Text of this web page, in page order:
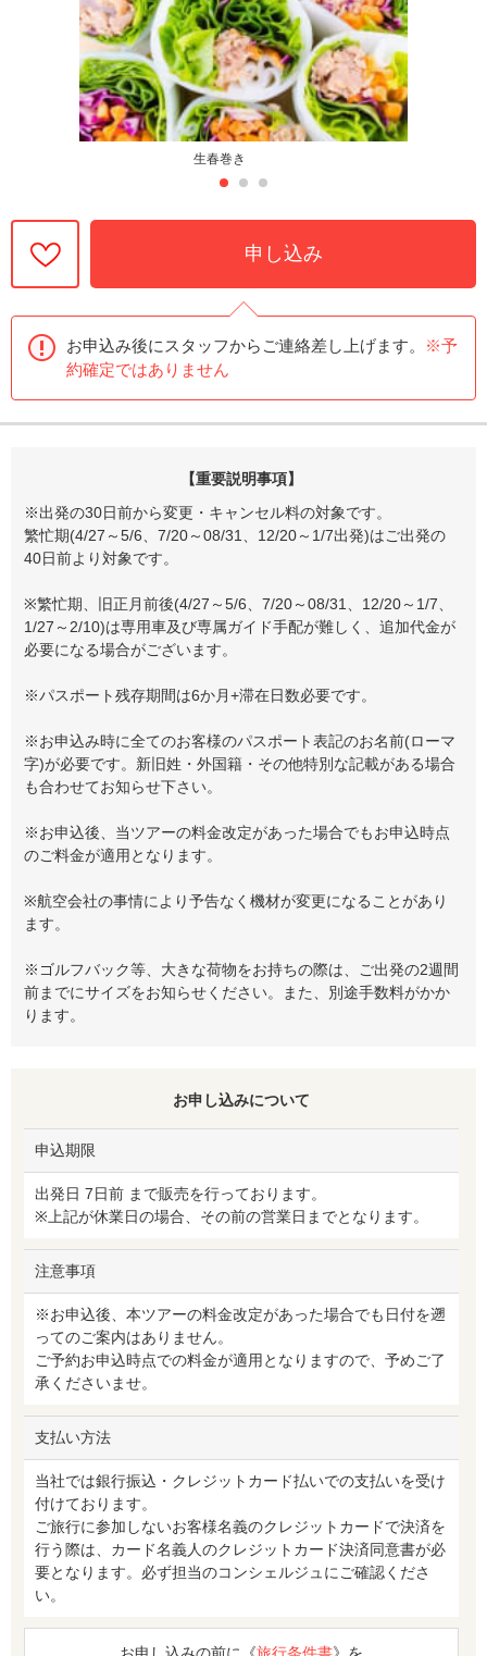
生春巻き
申し込み
お申込み後にスタッフからご連絡差し上げます。
※予
約確定ではありません
【重要説明事項】
※出発の30日前から変更・キャンセル料の対象です。
繁忙期(4/27～5/6、7/20～08/31、12/20～1/7出発)はご出発の
40日前より対象です。
※繁忙期、旧正月前後(4/27～5/6、7/20～08/31、12/20～1/7、
1/27～2/10)は専用車及び専属ガイド手配が難しく、追加代金が
必要になる場合がございます。
※パスポート残存期間は6か月+滞在日数必要です。
※お申込み時に全てのお客様のパスポート表記のお名前(ローマ
字)が必要です。新旧姓・外国籍・その他特別な記載がある場合
も合わせてお知らせ下さい。
※お申込後、当ツアーの料金改定があった場合でもお申込時点
のご料金が適用となります。
※航空会社の事情により予告なく機材が変更になることがあり
ます。
※ゴルフバック等、大きな荷物をお持ちの際は、ご出発の2週間
前までにサイズをお知らせください。また、別途手数料がかか
ります。
お申し込みについて
申込期限
出発日 7日前 まで販売を行っております。
※上記が休業日の場合、その前の営業日までとなります。
注意事項
※お申込後、本ツアーの料金改定があった場合でも日付を遡
ってのご案内はありません。
ご予約お申込時点での料金が適用となりますので、予めご了
承くださいませ。
支払い方法
当社では銀行振込・クレジットカード払いでの支払いを受け
付けております。
ご旅行に参加しないお客様名義のクレジットカードで決済を
行う際は、カード名義人のクレジットカード決済同意書が必
要となります。必ず担当のコンシェルジュにご確認くださ
い。
お申し込みの前に《旅行条件書》を